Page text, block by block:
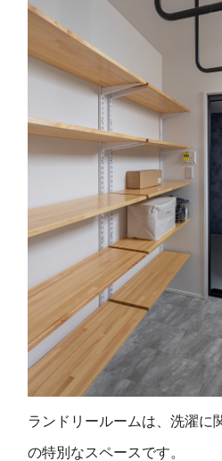
ランドリールームは、洗濯に
の特別なスペースです。